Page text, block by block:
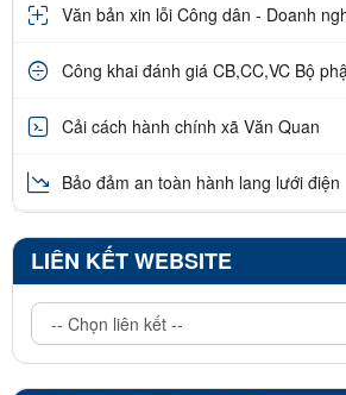
Văn bản xin lỗi Công dân - Doanh
Công khai đánh giá CB,CC,VC Bộ
Cải cách hành chính xã Văn Quan
Bảo đảm an toàn hành lang lưới điện
LIÊN KẾT WEBSITE